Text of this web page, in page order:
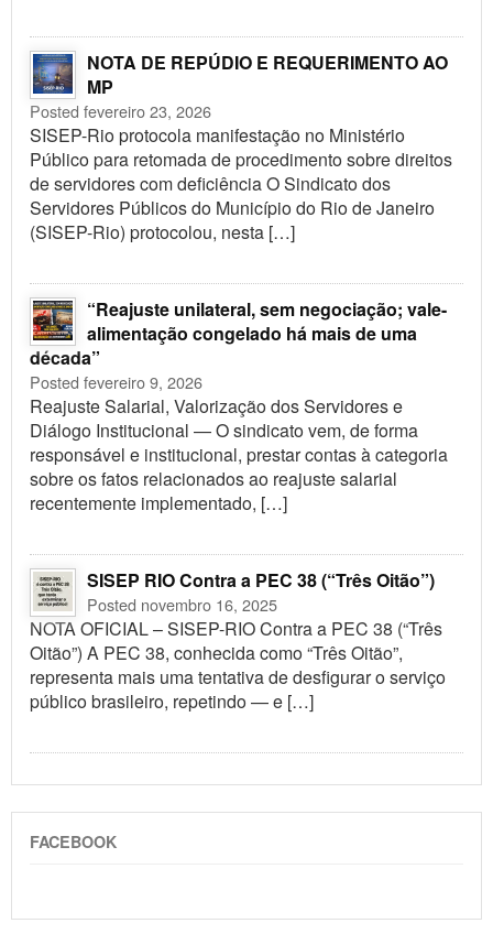
NOTA DE REPÚDIO E REQUERIMENTO AO
MP
Posted fevereiro 23, 2026
SISEP-Rio protocola manifestação no Ministério
Público para retomada de procedimento sobre direitos
de servidores com deficiência O Sindicato dos
Servidores Públicos do Município do Rio de Janeiro
(SISEP-Rio) protocolou, nesta […]
“Reajuste unilateral, sem negociação; vale-
alimentação congelado há mais de uma
década”
Posted fevereiro 9, 2026
Reajuste Salarial, Valorização dos Servidores e
Diálogo Institucional — O sindicato vem, de forma
responsável e institucional, prestar contas à categoria
sobre os fatos relacionados ao reajuste salarial
recentemente implementado, […]
SISEP RIO Contra a PEC 38 (“Três Oitão”)
Posted novembro 16, 2025
NOTA OFICIAL – SISEP-RIO Contra a PEC 38 (“Três
Oitão”) A PEC 38, conhecida como “Três Oitão”,
representa mais uma tentativa de desfigurar o serviço
público brasileiro, repetindo — e […]
FACEBOOK